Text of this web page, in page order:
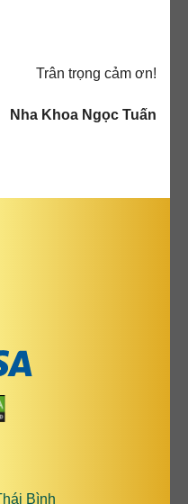
Trân trọng cảm ơn!
Nha Khoa Ngọc Tuấn
Bình